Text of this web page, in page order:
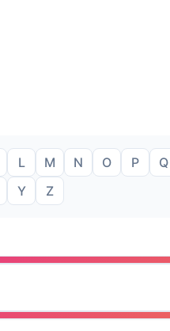
L M N O P Q
Y Z